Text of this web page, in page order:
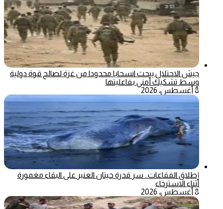
جيش الاحتلال يبحث انسحابا محدودا من غزة لصالح قوة دولية
وسط تشكيك أمني بفاعليتها
8 أغسطس، 2026
إطلاق الفقاعات.. سر قدرة حيتان العنبر على البقاء مغمورة
أثناء الاسترخاء
8 أغسطس، 2026